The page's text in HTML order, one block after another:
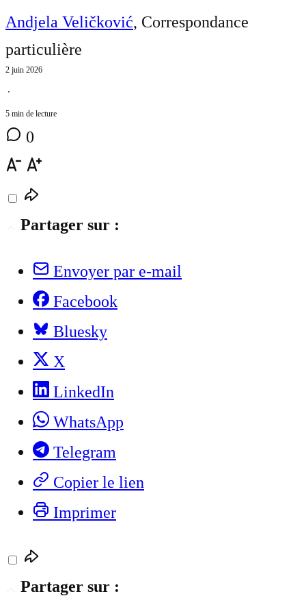
Andjela Veličković, Correspondance
particulière
2 juin 2026
⋅
5 min de lecture
0
Partager sur :
Envoyer par e-mail
Facebook
Bluesky
X
LinkedIn
WhatsApp
Telegram
Copier le lien
Imprimer
Partager sur :